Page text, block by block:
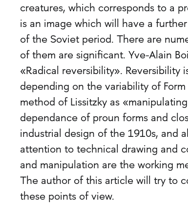
creatures, which corresponds to a
is an image which will have a
of the Soviet period. There are
of them are significant. Yve-­Alain
«Radical reversibility». Reversibility
depending on the variability of
method of Lissitzky as
dependance of proun forms and
industrial design of the 1910s, and
attention to technical drawing and
and manipulation are the working
The author of this article will try to
these points of view.